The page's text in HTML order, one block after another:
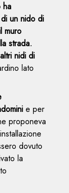
ha
un nido di
muro
strada.
nidi di
lato
e per
proponeva
dovuto
la